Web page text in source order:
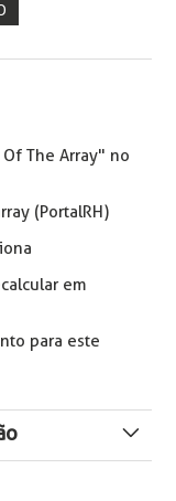
The Array" no
(PortalRH)
em
para este